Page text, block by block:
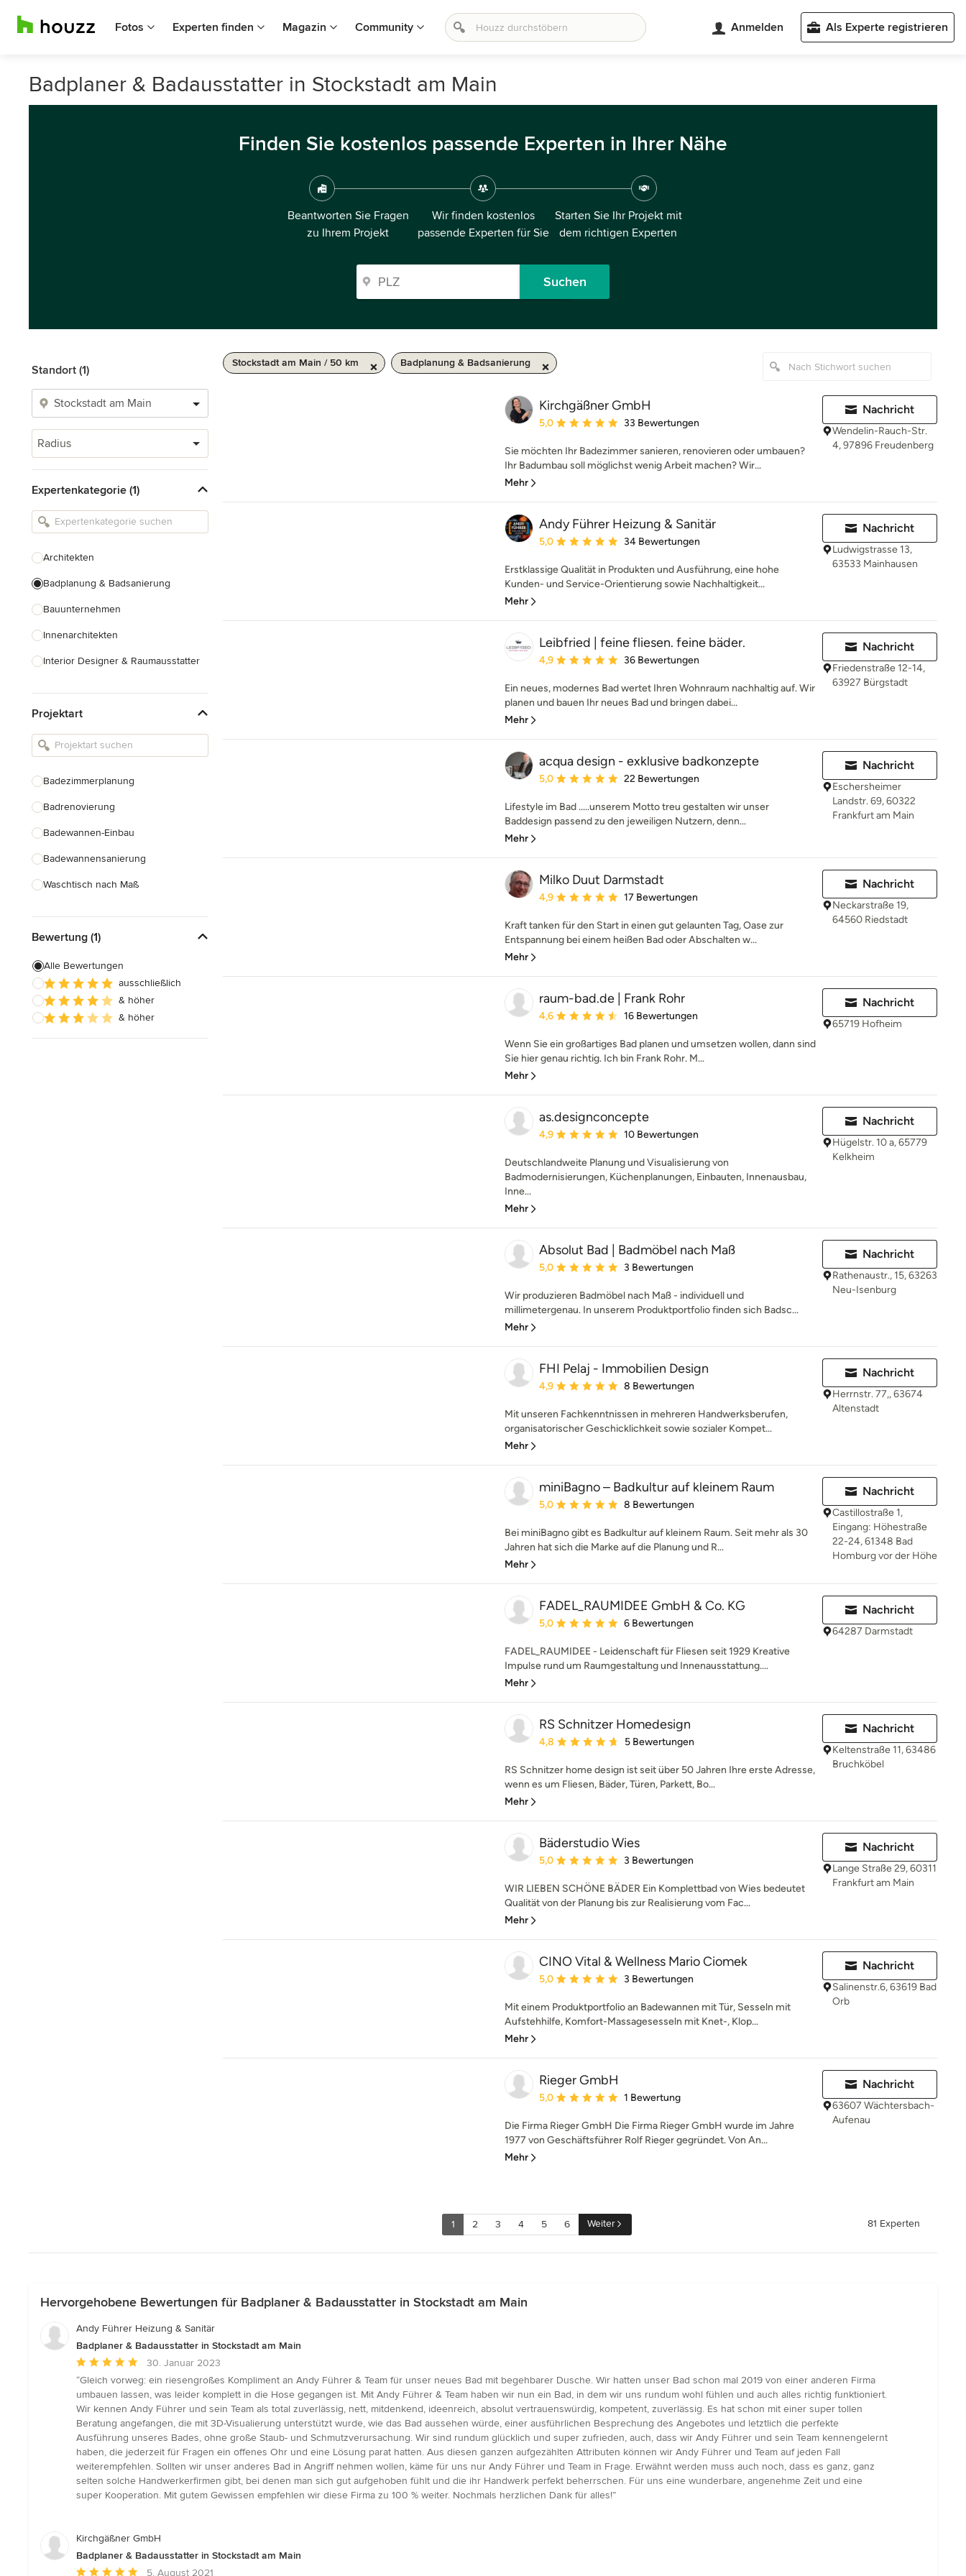
Fotos Experten finden Magazin Community Anmelden Als Experte registrieren
Badplaner & Badausstatter in Stockstadt am Main
Finden Sie kostenlos passende Experten in Ihrer Nähe
Beantworten Sie Fragen
zu Ihrem Projekt
Wir finden kostenlos
passende Experten für Sie
Starten Sie Ihr Projekt mit
dem richtigen Experten
Suchen
Standort (1)
Radius
Expertenkategorie (1)
Architekten
Badplanung & Badsanierung
Bauunternehmen
Innenarchitekten
Interior Designer & Raumausstatter
Landschaftsarchitekten
Armaturen & Sanitärbedarf
Einbauschränke
Projektart
Badezimmerplanung
Badrenovierung
Badewannen-Einbau
Badewannensanierung
Waschtisch nach Maß
Gäste-WC Renovierung
Fugenlose Badezimmer
Badezimmereinbau
Alle anzeigen
Bewertung (1)
Alle Bewertungen
ausschließlich
& höher
& höher
Stockstadt am Main / 50 km Badplanung & Badsanierung
Kirchgäßner GmbH
Durchschnittliche Bewertung: 5 von 5 Sternen
5,0 33 Bewertungen
Sie möchten Ihr Badezimmer sanieren, renovieren oder umbauen?
Ihr Badumbau soll möglichst wenig Arbeit machen? Wir...
Mehr
Nachricht
Wendelin-Rauch-Str.
4, 97896 Freudenberg
Andy Führer Heizung & Sanitär
Durchschnittliche Bewertung: 5 von 5 Sternen
5,0 34 Bewertungen
Erstklassige Qualität in Produkten und Ausführung, eine hohe
Kunden- und Service-Orientierung sowie Nachhaltigkeit...
Mehr
Nachricht
Ludwigstrasse 13,
63533 Mainhausen
Leibfried | feine fliesen. feine bäder.
Durchschnittliche Bewertung: 4.9 von 5 Sternen
4,9 36 Bewertungen
Ein neues, modernes Bad wertet Ihren Wohnraum nachhaltig auf. Wir
planen und bauen Ihr neues Bad und bringen dabei...
Mehr
Nachricht
Friedenstraße 12-14,
63927 Bürgstadt
acqua design - exklusive badkonzepte
Durchschnittliche Bewertung: 5 von 5 Sternen
5,0 22 Bewertungen
Lifestyle im Bad .....unserem Motto treu gestalten wir unser
Baddesign passend zu den jeweiligen Nutzern, denn...
Mehr
Nachricht
Eschersheimer
Landstr. 69, 60322
Frankfurt am Main
Milko Duut Darmstadt
Durchschnittliche Bewertung: 4.9 von 5 Sternen
4,9 17 Bewertungen
Kraft tanken für den Start in einen gut gelaunten Tag, Oase zur
Entspannung bei einem heißen Bad oder Abschalten w...
Mehr
Nachricht
Neckarstraße 19,
64560 Riedstadt
raum-bad.de | Frank Rohr
Durchschnittliche Bewertung: 4.6 von 5 Sternen
4,6 16 Bewertungen
Wenn Sie ein großartiges Bad planen und umsetzen wollen, dann sind
Sie hier genau richtig. Ich bin Frank Rohr. M...
Mehr
Nachricht
65719 Hofheim
as.designconcepte
Durchschnittliche Bewertung: 4.9 von 5 Sternen
4,9 10 Bewertungen
Deutschlandweite Planung und Visualisierung von
Badmodernisierungen, Küchenplanungen, Einbauten, Innenausbau,
Inne...
Mehr
Nachricht
Hügelstr. 10 a, 65779
Kelkheim
Absolut Bad | Badmöbel nach Maß
Durchschnittliche Bewertung: 5 von 5 Sternen
5,0 3 Bewertungen
Wir produzieren Badmöbel nach Maß - individuell und
millimetergenau. In unserem Produktportfolio finden sich Badsc...
Mehr
Nachricht
Rathenaustr., 15, 63263
Neu-Isenburg
FHI Pelaj - Immobilien Design
Durchschnittliche Bewertung: 4.9 von 5 Sternen
4,9 8 Bewertungen
Mit unseren Fachkenntnissen in mehreren Handwerksberufen,
organisatorischer Geschicklichkeit sowie sozialer Kompet...
Mehr
Nachricht
Herrnstr. 77,, 63674
Altenstadt
miniBagno – Badkultur auf kleinem Raum
Durchschnittliche Bewertung: 5 von 5 Sternen
5,0 8 Bewertungen
Bei miniBagno gibt es Badkultur auf kleinem Raum. Seit mehr als 30
Jahren hat sich die Marke auf die Planung und R...
Mehr
Nachricht
Castillostraße 1,
Eingang: Höhestraße
22-24, 61348 Bad
Homburg vor der Höhe
FADEL_RAUMIDEE GmbH & Co. KG
Durchschnittliche Bewertung: 5 von 5 Sternen
5,0 6 Bewertungen
FADEL_RAUMIDEE - Leidenschaft für Fliesen seit 1929 Kreative
Impulse rund um Raumgestaltung und Innenausstattung....
Mehr
Nachricht
64287 Darmstadt
RS Schnitzer Homedesign
Durchschnittliche Bewertung: 4.8 von 5 Sternen
4,8 5 Bewertungen
RS Schnitzer home design ist seit über 50 Jahren Ihre erste Adresse,
wenn es um Fliesen, Bäder, Türen, Parkett, Bo...
Mehr
Nachricht
Keltenstraße 11, 63486
Bruchköbel
Bäderstudio Wies
Durchschnittliche Bewertung: 5 von 5 Sternen
5,0 3 Bewertungen
WIR LIEBEN SCHÖNE BÄDER Ein Komplettbad von Wies bedeutet
Qualität von der Planung bis zur Realisierung vom Fac...
Mehr
Nachricht
Lange Straße 29, 60311
Frankfurt am Main
CINO Vital & Wellness Mario Ciomek
Durchschnittliche Bewertung: 5 von 5 Sternen
5,0 3 Bewertungen
Mit einem Produktportfolio an Badewannen mit Tür, Sesseln mit
Aufstehhilfe, Komfort-Massagesesseln mit Knet-, Klop...
Mehr
Nachricht
Salinenstr.6, 63619 Bad
Orb
Rieger GmbH
Durchschnittliche Bewertung: 5 von 5 Sternen
5,0 1 Bewertung
Die Firma Rieger GmbH Die Firma Rieger GmbH wurde im Jahre
1977 von Geschäftsführer Rolf Rieger gegründet. Von An...
Mehr
Nachricht
63607 Wächtersbach-
Aufenau
1 2 3 4 5 6 Weiter 81 Experten
Hervorgehobene Bewertungen für Badplaner & Badausstatter in Stockstadt am Main
Andy Führer Heizung & Sanitär
Badplaner & Badausstatter in Stockstadt am Main
Durchschnittliche
Bewertung:
5
von
5
Sternen
30. Januar 2023
“Gleich vorweg: ein riesengroßes Kompliment an Andy Führer & Team für unser neues Bad mit begehbarer Dusche. Wir hatten unser Bad schon mal 2019 von einer anderen Firma
umbauen lassen, was leider komplett in die Hose gegangen ist. Mit Andy Führer & Team haben wir nun ein Bad, in dem wir uns rundum wohl fühlen und auch alles richtig funktioniert.
Wir kennen Andy Führer und sein Team als total zuverlässig, nett, mitdenkend, ideenreich, absolut vertrauenswürdig, kompetent, zuverlässig. Es hat schon mit einer super tollen
Beratung angefangen, die mit 3D-Visualierung unterstützt wurde, wie das Bad aussehen würde, einer ausführlichen Besprechung des Angebotes und letztlich die perfekte
Ausführung unseres Bades, ohne große Staub- und Schmutzverursachung. Wir sind rundum glücklich und super zufrieden, auch, dass wir Andy Führer und sein Team kennengelernt
haben, die jederzeit für Fragen ein offenes Ohr und eine Lösung parat hatten. Aus diesen ganzen aufgezählten Attributen können wir Andy Führer und Team auf jeden Fall
weiterempfehlen. Sollten wir unser anderes Bad in Angriff nehmen wollen, käme für uns nur Andy Führer und Team in Frage. Erwähnt werden muss auch noch, dass es ganz, ganz
selten solche Handwerkerfirmen gibt, bei denen man sich gut aufgehoben fühlt und die ihr Handwerk perfekt beherrschen. Für uns eine wunderbare, angenehme Zeit und eine
super Kooperation. Mit gutem Gewissen empfehlen wir diese Firma zu 100 % weiter. Nochmals herzlichen Dank für alles!”
Kirchgäßner GmbH
Badplaner & Badausstatter in Stockstadt am Main
Durchschnittliche5. August 2021